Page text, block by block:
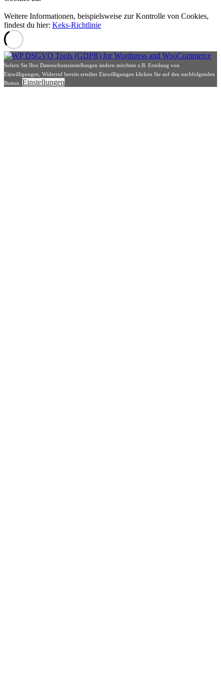
Weitere Informationen, beispielsweise zur Kontrolle von Cookies,
findest du hier: Keks-Richtlinie
Sofern Sie Ihre Datenschutzeinstellungen ändern möchten z.B. Erteilung von
Einwilligungen, Widerruf bereits erteilter Einwilligungen klicken Sie auf den nachfolgenden
Button. Einstellungen